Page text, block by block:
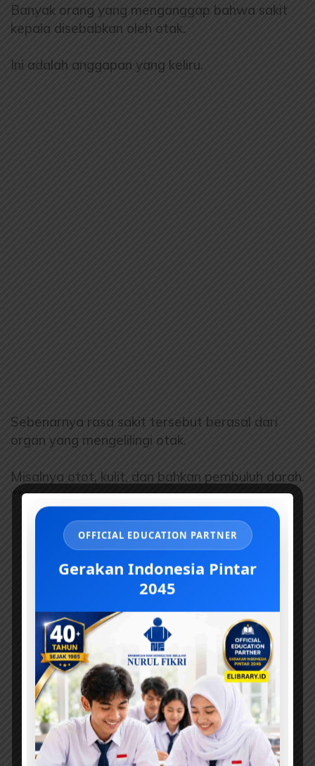
Banyak orang yang menganggap bahwa sakit
kepala disebabkan oleh otak.
Ini adalah anggapan yang keliru.
Sebenarnya rasa sakit tersebut berasal dari
organ yang mengelilingi otak.
Misalnya otot, kulit, dan bahkan pembuluh darah.
***
OFFICIAL EDUCATION PARTNER
Gerakan Indonesia Pintar
2045